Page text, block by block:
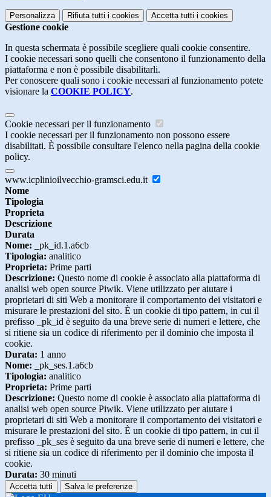
Personalizza Rifiuta tutti i cookies Accetta tutti i cookies
Gestione cookie
In questa schermata è possibile scegliere quali cookie consentire.
I cookie necessari sono quelli che consentono il funzionamento della
piattaforma e non è possibile disabilitarli.
Per conoscere quali sono i cookie necessari al funzionamento potete
visionare la COOKIE POLICY.
Cookie necessari per il funzionamento
I cookie necessari per il funzionamento non possono essere
disabilitati. È possibile consultare l'elenco nella pagina della cookie
policy.
www.icplinioilvecchio-gramsci.edu.it
Nome
Tipologia
Proprieta
Descrizione
Durata
Nome: _pk_id.1.a6cb
Tipologia: analitico
Proprieta: Prime parti
Descrizione: Questo nome di cookie è associato alla piattaforma di
analisi web open source Piwik. Viene utilizzato per aiutare i
proprietari di siti Web a monitorare il comportamento dei visitatori e
misurare le prestazioni del sito. È un cookie di tipo pattern, in cui il
prefisso _pk_id è seguito da una breve serie di numeri e lettere, che
si ritiene sia un codice di riferimento per il dominio che imposta il
cookie.
Durata: 1 anno
Nome: _pk_ses.1.a6cb
Tipologia: analitico
Proprieta: Prime parti
Descrizione: Questo nome di cookie è associato alla piattaforma di
analisi web open source Piwik. Viene utilizzato per aiutare i
proprietari di siti Web a monitorare il comportamento dei visitatori e
misurare le prestazioni del sito. È un cookie di tipo pattern, in cui il
prefisso _pk_ses è seguito da una breve serie di numeri e lettere, che
si ritiene sia un codice di riferimento per il dominio che imposta il
cookie.
Durata: 30 minuti
Accetta tutti Salva le preferenze